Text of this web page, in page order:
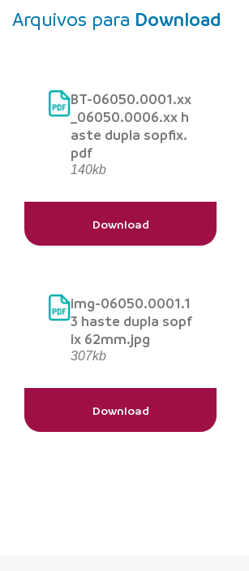
Arquivos para Download
BT-06050.0001.xx
_06050.0006.xx h
aste dupla sopfix.
pdf
140kb
Download
img-06050.0001.1
3 haste dupla sopf
ix 62mm.jpg
307kb
Download